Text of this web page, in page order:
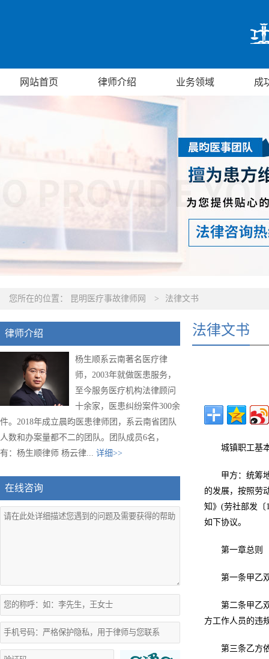
网站首页 律师介绍 业务领域 成
您所在的位置： 昆明医疗事故律师网 > 法律文书
律师介绍
杨生顺系云南著名医疗律
师，2003年就做医患服务，
至今服务医疗机构法律顾问
十余家，医患纠纷案件300余
件。2018年成立晨昀医患律师团，系云南省团队
人数和办案量都不二的团队。团队成员6名，
有：杨生顺律师 杨云律... 详细>>
在线咨询
法律文书
城镇职工基
甲方：统筹
的发展，按照劳
知》(劳社部发〔
如下协议。
第一章总则
第一条甲乙
第二条甲乙
方工作人员的违
第三条乙方